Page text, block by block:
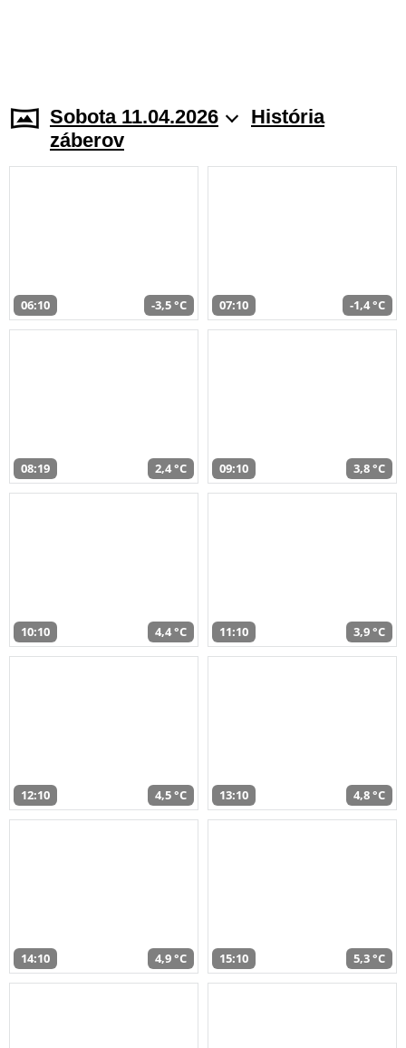
Sobota 11.04.2026
História
záberov
06:10 -3,5 °C 07:10 -1,4 °C
08:19 2,4 °C 09:10 3,8 °C
10:10 4,4 °C 11:10 3,9 °C
12:10 4,5 °C 13:10 4,8 °C
14:10 4,9 °C 15:10 5,3 °C